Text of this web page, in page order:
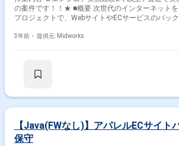
の案件です！！★ ■概要 次世代のインターネット
プロジェクトで、WebサイトやECサービスのバッ
やWebGLを活用したメタバースユーザー体験が求め
に関連する設計・開発 ・HTML/CSS/JavaScriptを
3年前・ 提供元: Midworks
【Java(FWなし)】アパレルECサイト
保守